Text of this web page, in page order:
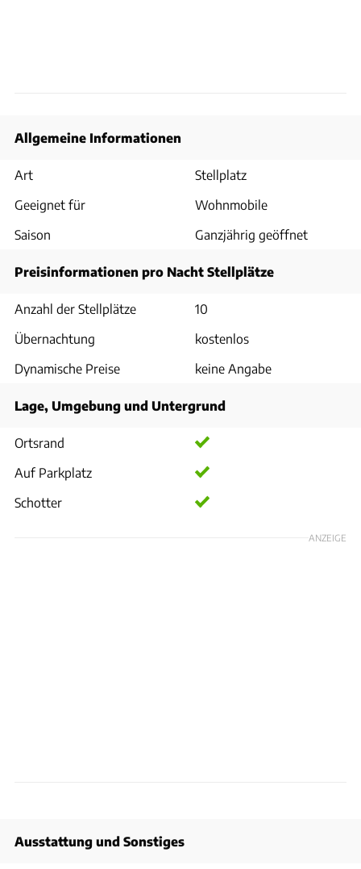
Allgemeine Informationen
Art
Stellplatz
Geeignet für
Wohnmobile
Saison
Ganzjährig geöffnet
Preisinformationen pro Nacht Stellplätze
Anzahl der Stellplätze
10
Übernachtung
kostenlos
Dynamische Preise
keine Angabe
Lage, Umgebung und Untergrund
Ortsrand
Auf Parkplatz
Schotter
ANZEIGE
Ausstattung und Sonstiges